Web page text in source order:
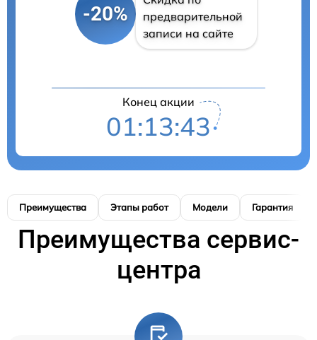
-20%
предварительной
записи на сайте
Конец акции
01:13:42
Преимущества Этапы работ Модели Гарантия
Преимущества сервис-
центра